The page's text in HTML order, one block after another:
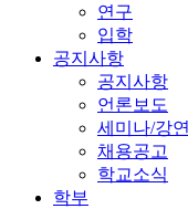
연구
입학
공지사항
공지사항
언론보도
세미나/강연
채용공고
학교소식
학부